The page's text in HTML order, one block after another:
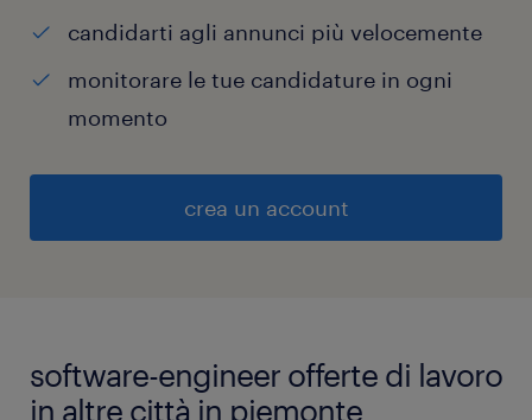
candidarti agli annunci più velocemente
monitorare le tue candidature in ogni
momento
crea un account
software-engineer offerte di lavoro
in altre città in piemonte